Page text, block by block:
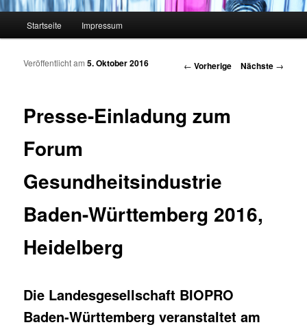
Zum Inhalt wechseln
Zum sekundären Inhalt wechseln
Startseite Impressum
Artikelnavigation
← Vorherige Nächste →
Presse-Einladung zum
Forum
Gesundheitsindustrie
Baden-Württemberg 2016,
Heidelberg
Veröffentlicht am5. Oktober 2016
Die Landesgesellschaft BIOPRO
Baden-Württemberg veranstaltet am